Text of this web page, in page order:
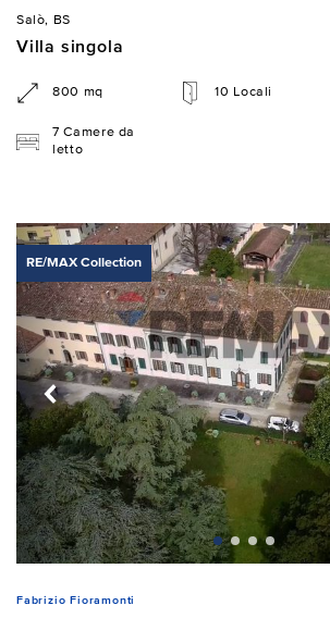
Salò, BS
Villa singola
800 mq 10 Locali
7 Camere da
letto
RE/MAX Collection
Fabrizio Fioramonti